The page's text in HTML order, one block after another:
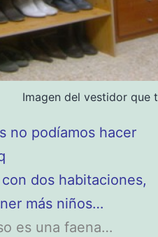
Imagen del vestidor que
no podíamos hacer
dos habitaciones,
más niños…
es una faena…